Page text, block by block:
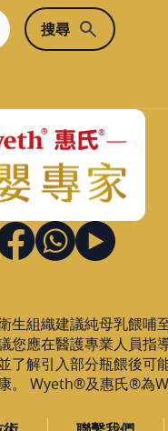
組織建議純母乳餵哺
應在醫護專業人員指
解引入部分瓶餵後可
Wyeth®及惠氏®為